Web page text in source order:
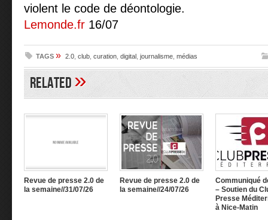
violent le code de déontologie.
Lemonde.fr 16/07
TAGS » 2.0 club curation digital journalisme médias
Related»
Revue de presse 2.0 de
la semaine//31/07/26
Revue de presse 2.0 de
la semaine//24/07/26
Communiqué
– Soutien du
Presse
à Nice-Matin